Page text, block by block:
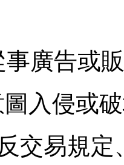
事廣告或
入侵或
交易規定